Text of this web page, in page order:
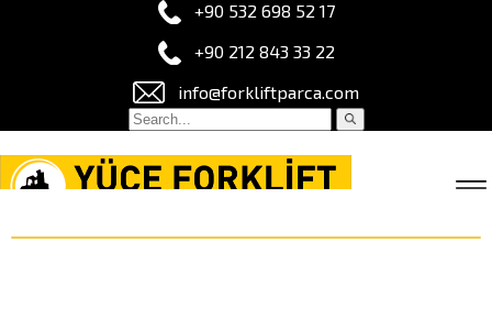
+90 532 698 52 17
+90 212 843 33 22
info@forkliftparca.com